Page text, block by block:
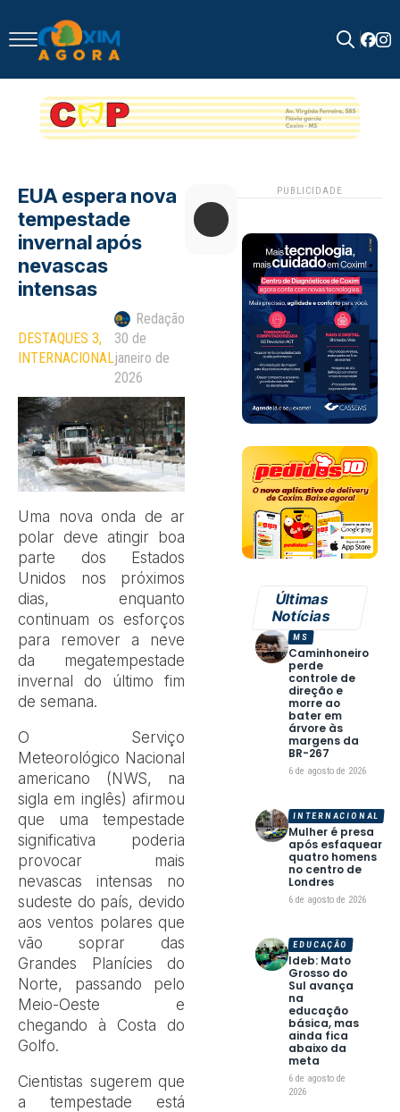
for:
EUA espera nova
tempestade
invernal após
nevascas
intensas
DESTAQUES 3
INTERNACIONAL
Redação
30 de
janeiro de
2026
Uma nova onda de ar
polar deve atingir boa
parte dos Estados
Unidos nos próximos
dias, enquanto
continuam os esforços
para remover a neve
da megatempestade
invernal do último fim
de semana.
O Serviço
Meteorológico Nacional
americano (NWS, na
sigla em inglês) afirmou
que uma tempestade
significativa poderia
provocar mais
nevascas intensas no
sudeste do país, devido
aos ventos polares que
vão soprar das
Grandes Planícies do
Norte, passando pelo
Meio-Oeste e
chegando à Costa do
Golfo.
Cientistas sugerem que
a tempestade está
PUBLICIDADE
Últimas
Notícias
Caminhoneiro
perde
controle de
direção e
morre ao
bater em
árvore às
margens da
BR-267
6 de agosto de 2026
MS
Mulher é presa
após esfaquear
quatro homens
no centro de
Londres
6 de agosto de 2026
INTERNACIONAL
Ideb: Mato
Grosso do
Sul avança
na
educação
básica, mas
ainda fica
abaixo da
meta
6 de agosto de
2026
EDUCAÇÃO